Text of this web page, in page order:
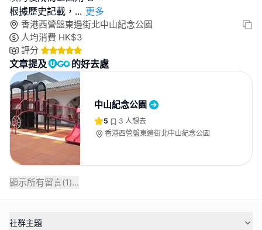
根據歷史記載， ... 更多
香港西營盤東邊街北中山紀念公園
人均消費 HK$3
評分
文章提及 的好去處
中山紀念公園
5 3 人想去
香港西營盤東邊街北中山紀念公園
顯示所有留言(1)...
社群主題